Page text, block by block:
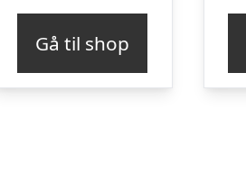
Gå til shop